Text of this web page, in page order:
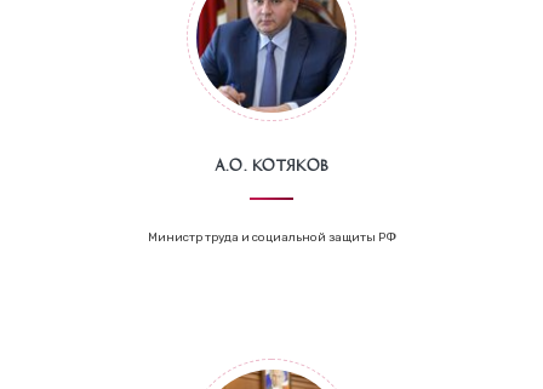
А.О. Котяков
Министр труда и социальной защиты РФ